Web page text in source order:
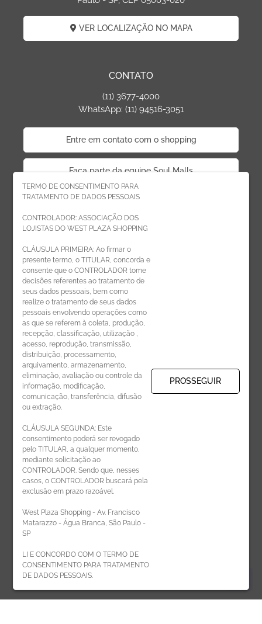
TERMO DE CONSENTIMENTO PARA
TRATAMENTO DE DADOS PESSOAIS
CONTROLADOR: ASSOCIAÇÃO DOS
LOJISTAS DO WEST PLAZA SHOPPING
CLÁUSULA PRIMEIRA: Ao firmar o
presente termo, o TITULAR, concorda e
consente que o CONTROLADOR tome
decisões referentes ao tratamento de
seus dados pessoais, bem como
realize o tratamento de seus dados
pessoais envolvendo operações como
as que se referem à coleta, produção,
recepção, classificação, utilização ,
acesso, reprodução, transmissão,
distribuição, processamento,
arquivamento, armazenamento,
eliminação, avaliação ou controle da
informação, modificação,
comunicação, transferência, difusão
ou extração.
CLÁUSULA SEGUNDA: Este
consentimento poderá ser revogado
pelo TITULAR, a qualquer momento,
mediante solicitação ao
CONTROLADOR. Sendo que, nesses
casos, o CONTROLADOR buscará pela
exclusão em prazo razoável.
West Plaza Shopping - Av. Francisco
Matarazzo - Água Branca, São Paulo -
SP
LI E CONCORDO COM O TERMO DE
CONSENTIMENTO PARA TRATAMENTO
DE DADOS PESSOAIS.
PROSSEGUIR
VER LOCALIZAÇÃO NO MAPA
CONTATO
(11) 3677-4000
WhatsApp: (11) 94516-3051
Entre em contato com o shopping
Faça parte da equipe Soul Malls
Faça parte da equipe West Plaza
Politica de privacidade
Código de Ética de Parceiros
CADASTRE-SE
Receba novidades por e-mail:
CADASTRAR